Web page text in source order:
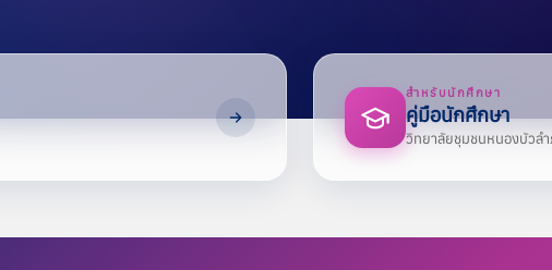
สำหรับนักศึกษา
คู่มือนักศึกษา
วิทยาลัยชุมชนหนองบัวล